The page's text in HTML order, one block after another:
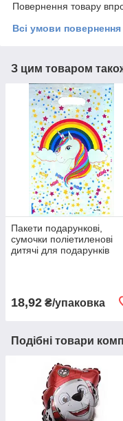
Повернення товару
Всі умови повернення
З цим товаром
Пакети подарункові,
сумочки поліетиленові
дитячі для подарунків
18,92 ₴/упаковка
Подібні товари